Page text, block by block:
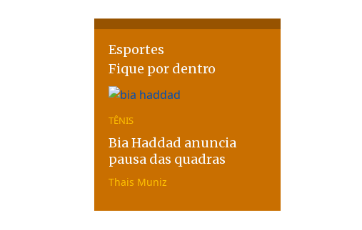
Esportes
Fique por dentro
TÊNIS
Bia Haddad anuncia
pausa das quadras
Thais Muniz